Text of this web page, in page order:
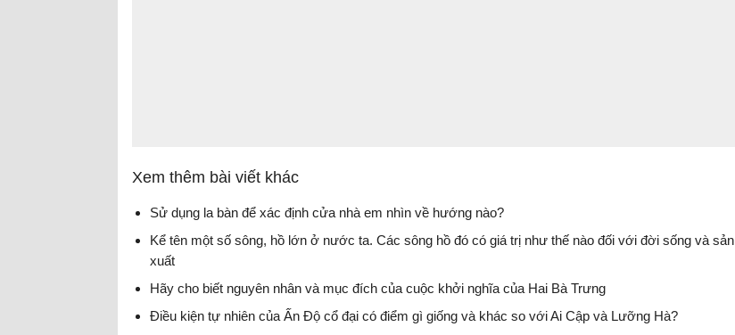
Xem thêm bài viết khác
Sử dụng la bàn để xác định cửa nhà em nhìn về hướng nào?
Kể tên một số sông, hồ lớn ở nước ta. Các sông hồ đó có giá trị như thế nào đối với đời sống và sản
xuất
Hãy cho biết nguyên nhân và mục đích của cuộc khởi nghĩa của Hai Bà Trưng
Điều kiện tự nhiên của Ấn Độ cổ đại có điểm gì giống và khác so với Ai Cập và Lưỡng Hà?